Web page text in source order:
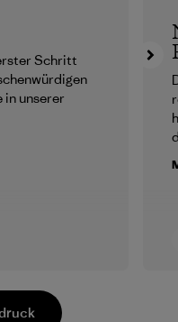
Schritt
in unserer